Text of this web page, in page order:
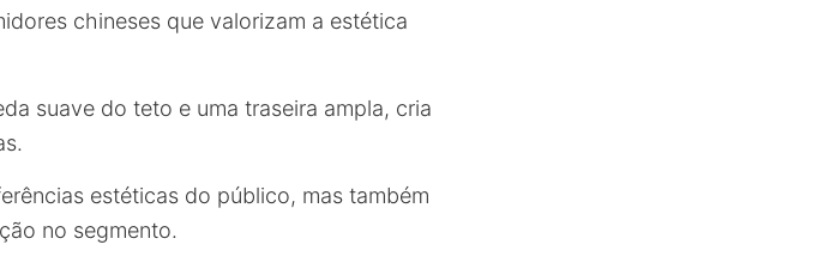
chineses que valorizam a estética
suave do teto e uma traseira ampla, cria
estéticas do público, mas também
no segmento.